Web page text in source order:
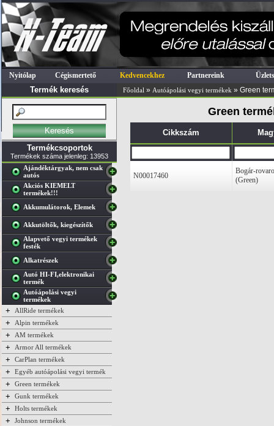
Nyitólap Cégismertető Kedvencekhez Partnereink
Termék keresés Főoldal » Autóápolási vegyi termékek » Green
Termékcsoportok
Termékek száma jelenleg: 13953
Ajándéktárgyak, nem csak
autós
Akciós KIEMELT
termékek!!!
Akkumulátorok, Elemek
Akkutöltők, kiegészítők
Alapvető vegyi termékek
festék
Alkatrészek
Autó HI-FI,elektronikai
termék
Autóápolási vegyi
termékek
+ AllRide termékek
+ Alpin termékek
+ AM termékek
+ Armor All termékek
+ CarPlan termékek
+ Egyéb autóápolási vegyi termék
+ Green termékek
+ Gunk termékek
+ Holts termékek
+ Johnson termékek
Green
Cikkszám
N00017460
Bogár-
(Green)